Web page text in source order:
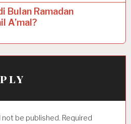
Bulan Ramadan
A’mal?
not be published. Required